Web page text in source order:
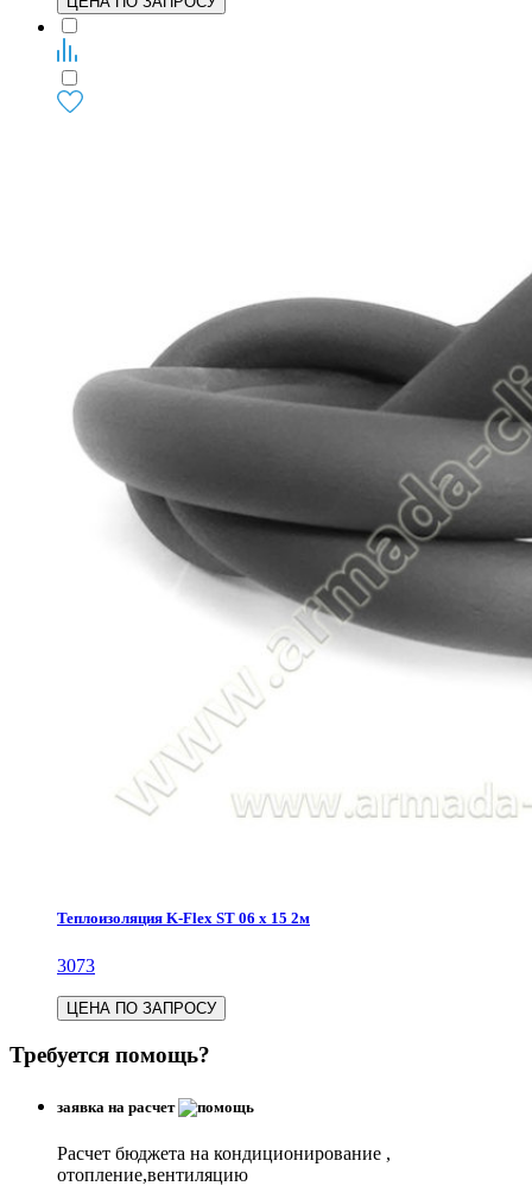
Теплоизоляция K-Flex ST 06 х 15 2м
3073
ЦЕНА ПО ЗАПРОСУ
Требуется помощь?
заявка на расчет
Расчет бюджета на кондиционирование ,
отопление,вентиляцию